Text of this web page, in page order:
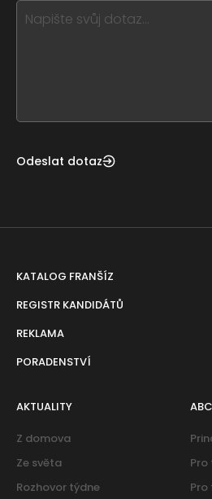
this,
leave
Odeslat dotaz
KATALOG FRANŠÍZ
REGISTR KANDIDÁTŮ
REKLAMA
PORADENSTVÍ
AKTUALITY
Z domova
Ze světa
Rozhovor týdne